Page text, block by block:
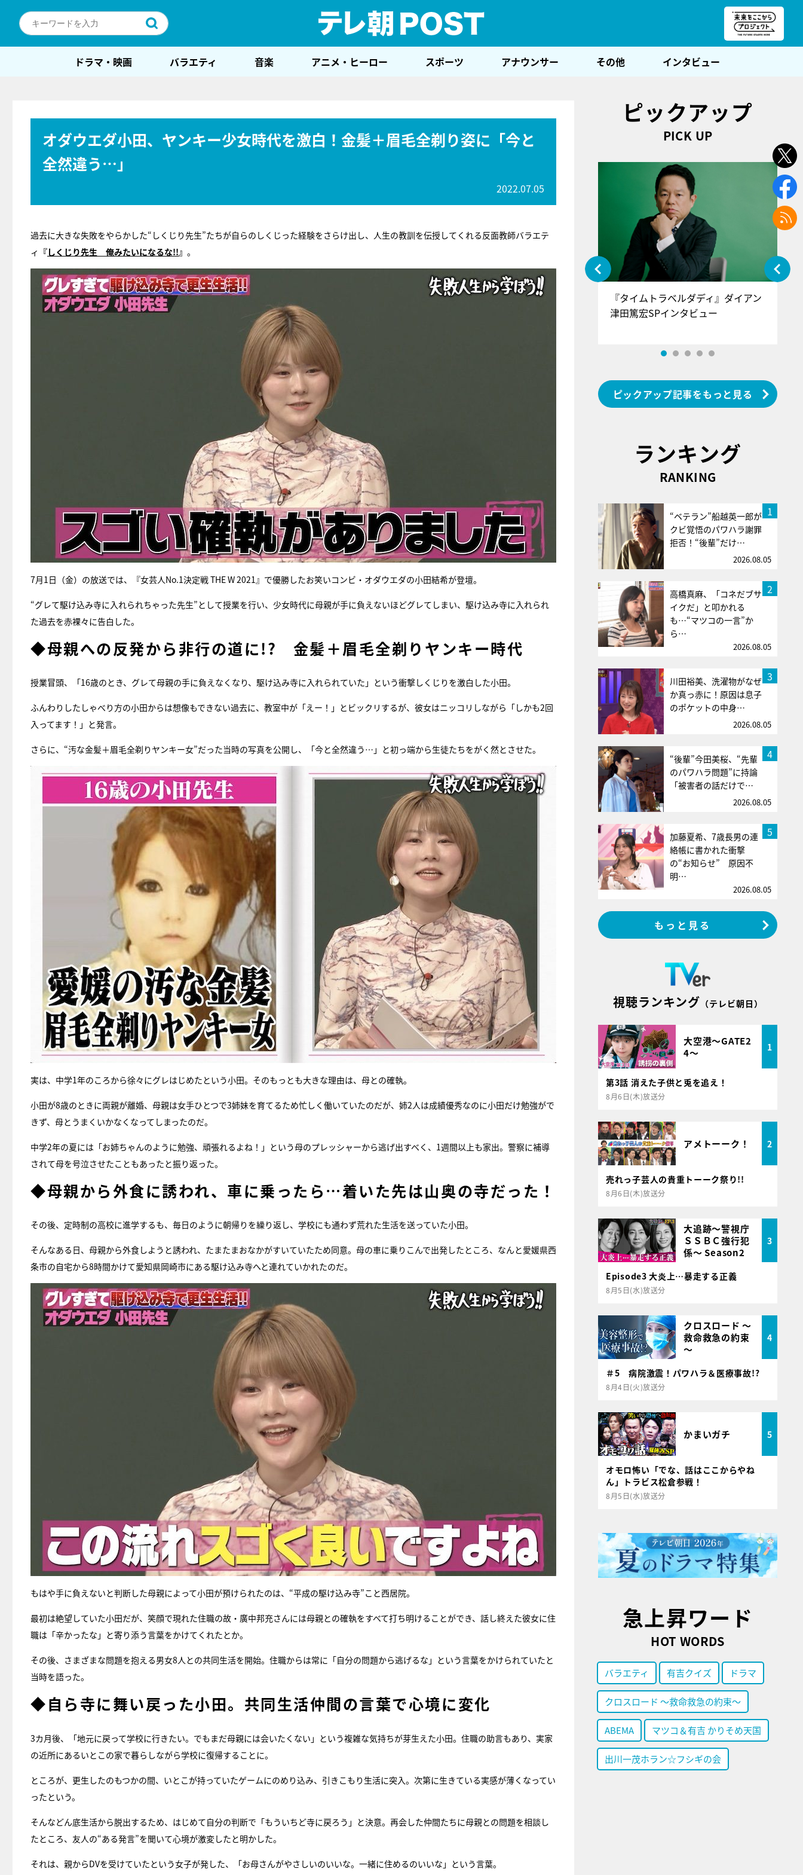
ドラマ・映画 バラエティ 音楽 アニメ・ヒーロー スポーツ アナウンサー その他 インタビュー
オダウエダ小田、ヤンキー少女時代を激白！金髪＋眉毛全剃り姿に「今と
全然違う…」
2022.07.05
過去に大きな失敗をやらかした“しくじり先生”たちが自らのしくじった経験をさらけ出し、人生の教訓を伝授してくれる反面教師バラエテ
ィ 『しくじり先生 俺みたいになるな!!』 。
7月1日（金）の放送では、『女芸人No.1決定戦 THE W 2021』で優勝したお笑いコンビ・オダウエダの小田結希が登壇。
“グレて駆け込み寺に入れられちゃった先生”として授業を行い、少女時代に母親が手に負えないほどグレてしまい、駆け込み寺に入れられ
た過去を赤裸々に告白した。
◆母親への反発から非行の道に!? 金髪＋眉毛全剃りヤンキー時代
授業冒頭、「16歳のとき、グレて母親の手に負えなくなり、駆け込み寺に入れられていた」という衝撃しくじりを激白した小田。
ふんわりしたしゃべり方の小田からは想像もできない過去に、教室中が「えー！」とビックリするが、彼女はニッコリしながら「しかも2回
入ってます！」と発言。
さらに、“汚な金髪＋眉毛全剃りヤンキー女”だった当時の写真を公開し、「今と全然違う…」と初っ端から生徒たちをがく然とさせた。
実は、中学1年のころから徐々にグレはじめたという小田。そのもっとも大きな理由は、母との確執。
小田が8歳のときに両親が離婚、母親は女手ひとつで3姉妹を育てるため忙しく働いていたのだが、姉2人は成績優秀なのに小田だけ勉強がで
きず、母とうまくいかなくなってしまったのだ。
中学2年の夏には「お姉ちゃんのように勉強、頑張れるよね！」という母のプレッシャーから逃げ出すべく、1週間以上も家出。警察に補導
されて母を号泣させたこともあったと振り返った。
◆母親から外食に誘われ、車に乗ったら…着いた先は山奥の寺だった！
その後、定時制の高校に進学するも、毎日のように朝帰りを繰り返し、学校にも通わず荒れた生活を送っていた小田。
そんなある日、母親から外食しようと誘われ、たまたまおなかがすいていたため同意。母の車に乗りこんで出発したところ、なんと愛媛県西
条市の自宅から8時間かけて愛知県岡崎市にある駆け込み寺へと連れていかれたのだ。
もはや手に負えないと判断した母親によって小田が預けられたのは、“平成の駆け込み寺”こと西居院。
最初は絶望していた小田だが、笑顔で現れた住職の故・廣中邦充さんには母親との確執をすべて打ち明けることができ、話し終えた彼女に住
職は「辛かったな」と寄り添う言葉をかけてくれたとか。
その後、さまざまな問題を抱える男女8人との共同生活を開始。住職からは常に「自分の問題から逃げるな」という言葉をかけられていたと
当時を語った。
◆自ら寺に舞い戻った小田。共同生活仲間の言葉で心境に変化
3カ月後、「地元に戻って学校に行きたい。でもまだ母親には会いたくない」という複雑な気持ちが芽生えた小田。住職の助言もあり、実家
の近所にあるいとこの家で暮らしながら学校に復帰することに。
ところが、更生したのもつかの間、いとこが持っていたゲームにのめり込み、引きこもり生活に突入。次第に生きている実感が薄くなってい
ったという。
そんなどん底生活から脱出するため、はじめて自分の判断で「もういちど寺に戻ろう」と決意。再会した仲間たちに母親との問題を相談し
たところ、友人の“ある発言”を聞いて心境が激変したと明かした。
それは、親からDVを受けていたという女子が発した、「お母さんがやさしいのいいな。一緒に住めるのいいな」という言葉。
ピックアップ
PICK UP
『アイ＝ラブ！げーみんぐ』＝LOV
『タイムトラベルダディ』ダイアン
津田篤宏SPインタビュー
ピックアップ記事をもっと見る
ランキング
RANKING
1
“ベテラン”船越英一郎が
クビ覚悟のパワハラ謝罪
拒否！“後輩”だけ…
2026.08.05
2
高橋真麻、「コネだブサ
イクだ」と叩かれる
も…“マツコの一言”か
ら…
2026.08.05
3
川田裕美、洗濯物がなぜ
か真っ赤に！原因は息子
のポケットの中身…
2026.08.05
4
“後輩”今田美桜、“先輩
のパワハラ問題”に持論
「被害者の話だけで…
2026.08.05
5
加藤夏希、7歳長男の連
絡帳に書かれた衝撃
の“お知らせ” 原因不
明…
2026.08.05
もっと見る
視聴ランキング （テレビ朝日）
大空港～GATE2
4～
1
第3話 消えた子供と兎を追え！
8月6日(木)放送分
アメトーーク！ 2
売れっ子芸人の貴重トーーク祭り!!
8月6日(木)放送分
大追跡～警視庁
ＳＳＢＣ強行犯
係～ Season2
3
Episode3 大炎上…暴走する正義
8月5日(水)放送分
クロスロード ～
救命救急の約束
～
4
＃5 病院激震！パワハラ＆医療事故!?
8月4日(火)放送分
かまいガチ 5
オモロ怖い「でな、話はここからやね
ん」トラビス松倉参戦！
8月5日(水)放送分
急上昇ワード
HOT WORDS
バラエティ 有吉クイズ ドラマ
クロスロード ～救命救急の約束～
ABEMA マツコ＆有吉 かりそめ天国
出川一茂ホラン☆フシギの会